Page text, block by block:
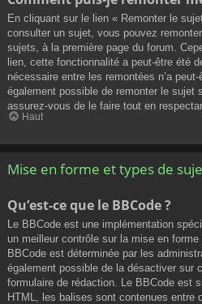
En cliquant sur le lien « Remonter le
consulter un sujet, vous pouvez
sujets, à la première page du forum.
lien, cette fonctionnalité a peut-être été
nécessaire entre les remontées n’a
également possible de remonter le sujet
assurez-vous de le faire tout en
Haut
Mise en forme et types de
Qu’est-ce que le BBCode ?
Le BBCode est une implémentation
un meilleur contrôle sur la mise en forme
BBCode est déterminée par les
également possible de la désactiver sur
formulaire de rédaction. Le BBCode est
HTML, les balises sont contenues entre